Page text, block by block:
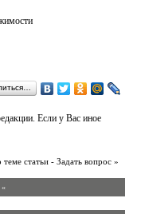
Если у Вас иное
статьи - Задать вопрос »